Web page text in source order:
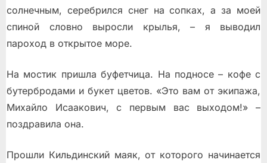
солнечным, серебрился снег на сопках, а за моей
спиной словно выросли крылья, – я выводил
пароход в открытое море.
На мостик пришла буфетчица. На подносе – кофе с
бутербродами и букет цветов. «Это вам от экипажа,
Михайло Исаакович, с первым вас выходом!» –
поздравила она.
Прошли Кильдинский маяк, от которого начинается